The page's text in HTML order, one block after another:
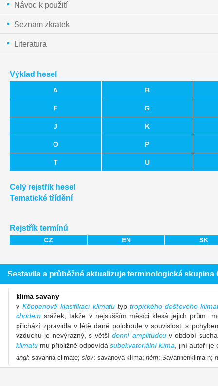
Návod k použití
Seznam zkratek
Literatura
Výklad hesel
A B
F G
J K
O P
T U
Celý rejstřík hesel
Tematické třídění
Rejstřík termínů
CZ EN SK
Sestavila a průběžné aktualizuje terminologická
klima savany
vKöppenově klasifikaci klimatutyp tropického dešťového
chodem srážek, takže v nejsušším měsíci klesá jejich prům.
přichází zpravidla v létě dané polokoule v souvislosti s
vzduchu je nevýrazný, s většídenní amplitudouv období
klimatu mu přibližně odpovídá subekvatoriální klima , jiní autoři
angl: savanna climate; slov: savanová klíma; něm: Savannenklima n;